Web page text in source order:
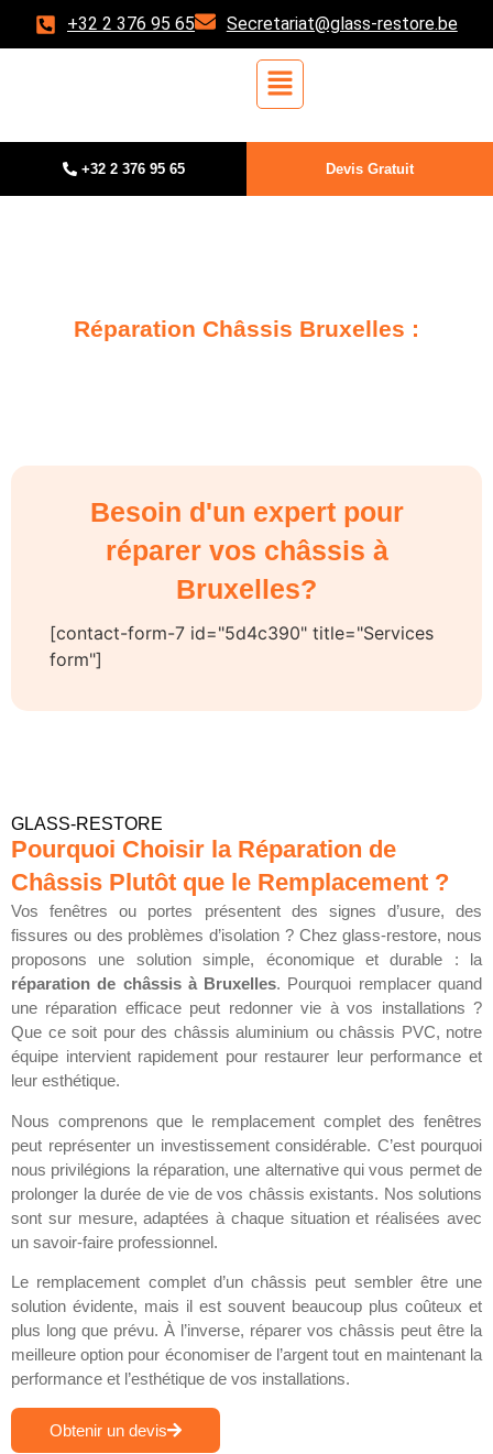
+32 2 376 95 65 Secretariat@glass-restore.be
+32 2 376 95 65 Devis Gratuit
Réparation Châssis Bruxelles :
Besoin d'un expert pour
réparer vos châssis à
Bruxelles?
[contact-form-7 id="5d4c390" title="Services
form"]
GLASS-RESTORE
Pourquoi Choisir la Réparation de
Châssis Plutôt que le Remplacement ?
Vos fenêtres ou portes présentent des signes d’usure, des
fissures ou des problèmes d’isolation ? Chez glass-restore, nous
proposons une solution simple, économique et durable : la
réparation de châssis à Bruxelles. Pourquoi remplacer quand
une réparation efficace peut redonner vie à vos installations ?
Que ce soit pour des châssis aluminium ou châssis PVC, notre
équipe intervient rapidement pour restaurer leur performance et
leur esthétique.
Nous comprenons que le remplacement complet des fenêtres
peut représenter un investissement considérable. C’est pourquoi
nous privilégions la réparation, une alternative qui vous permet de
prolonger la durée de vie de vos châssis existants. Nos solutions
sont sur mesure, adaptées à chaque situation et réalisées avec
un savoir-faire professionnel.
Le remplacement complet d’un châssis peut sembler être une
solution évidente, mais il est souvent beaucoup plus coûteux et
plus long que prévu. À l’inverse, réparer vos châssis peut être la
meilleure option pour économiser de l’argent tout en maintenant la
performance et l’esthétique de vos installations.
Obtenir un devis